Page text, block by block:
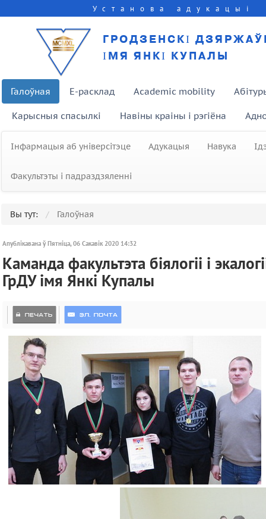
Установа адукацыі
ГРОДЗЕНСКІ
ІМЯ ЯНКІ КУПАЛЫ
Галоўная E-расклад Academic mobility
Карысныя спасылкі Навіны краіны і рэгіёна
Інфармацыя аб універсітэце Адукацыя Навука
Факультэты і падраздзяленні
Вы тут: Галоўная
Апублікавана ў Пятніца, 06 Сакавік 2020 14:32
Каманда факультэта біялогіі і
ГрДУ імя Янкі Купалы